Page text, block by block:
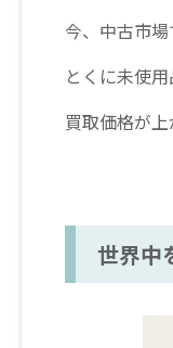
今、中古市
とくに未使
買取価格が
世界中